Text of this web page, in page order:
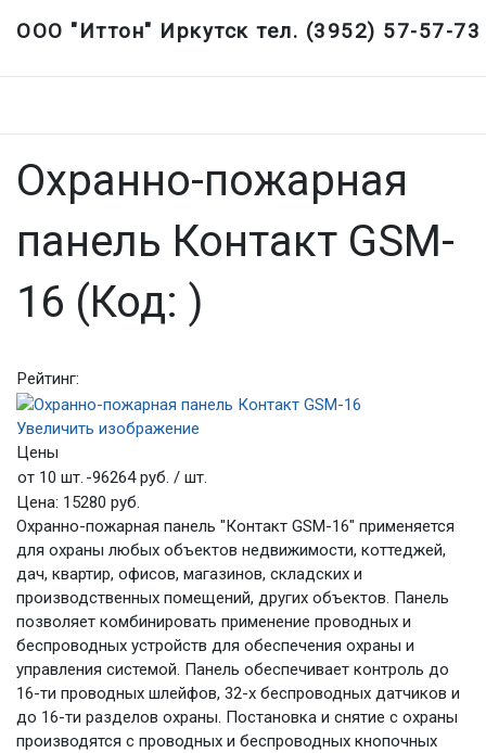
ООО "Иттон" Иркутск тел. (3952) 57-57-73
Охранно-пожарная
панель Контакт GSM-
16 (Код: )
Рейтинг:
Увеличить изображение
Цены
от 10 шт. -96264 руб. / шт.
Цена: 15280 руб.
Охранно-пожарная панель "Контакт GSM-16" применяется
для охраны любых объектов недвижимости, коттеджей,
дач, квартир, офисов, магазинов, складских и
производственных помещений, других объектов. Панель
позволяет комбинировать применение проводных и
беспроводных устройств для обеспечения охраны и
управления системой. Панель обеспечивает контроль до
16-ти проводных шлейфов, 32-х беспроводных датчиков и
до 16-ти разделов охраны. Постановка и снятие с охраны
производятся с проводных и беспроводных кнопочных